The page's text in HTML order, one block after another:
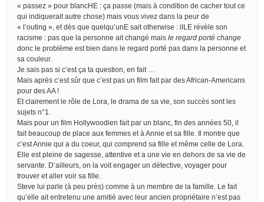
« passez » pour blancHE : ça passe (mais à condition de cacher tout ce
qui indiquerait autre chose) mais vous vivez dans la peur de
« l’outing », et dès que quelqu’unE sait otherwise : ilLE révèle son
racisme : pas que la personne ait changé mais le regard porté change
donc le problème est bien dans le regard porté pas dans la personne et
sa couleur.
Je sais pas si c’est ça ta question, en fait …
Mais après c’est sûr que c’est pas un film fait par des African-Americans
pour des AA !
Et clairement le rôle de Lora, le drama de sa vie, son succès sont les
sujets n°1.
Mais pour un film Hollywoodien fait par un blanc, fin des années 50, il
fait beaucoup de place aux femmes et à Annie et sa fille. Il montre que
c’est Annie qui a du coeur, qui comprend sa fille et même celle de Lora.
Elle est pleine de sagesse, attentive et a une vie en dehors de sa vie de
servante. D’ailleurs, on la voit engager un détective, voyager pour
trouver et aller voir sa fille.
Steve lui parle (à peu près) comme à un membre de la famille. Le fait
qu’elle ait entretenu une amitié avec leur ancien propriétaire n’est pas